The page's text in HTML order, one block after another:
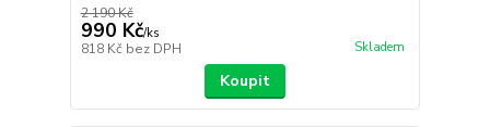
2 190 Kč
990 Kč/ks
818 Kč bez DPH Skladem
Koupit